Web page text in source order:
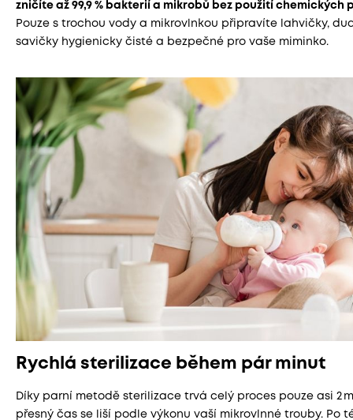
zničíte až 99,9 % bakterií a mikrobů bez použití chemických
Pouze s trochou vody a mikrovlnkou připravíte lahvičky,
savičky hygienicky čisté a bezpečné pro vaše miminko.
Rychlá sterilizace během pár minut
Díky parní metodě sterilizace trvá celý proces pouze asi 2
přesný čas se liší podle výkonu vaší mikrovlnné trouby. Po